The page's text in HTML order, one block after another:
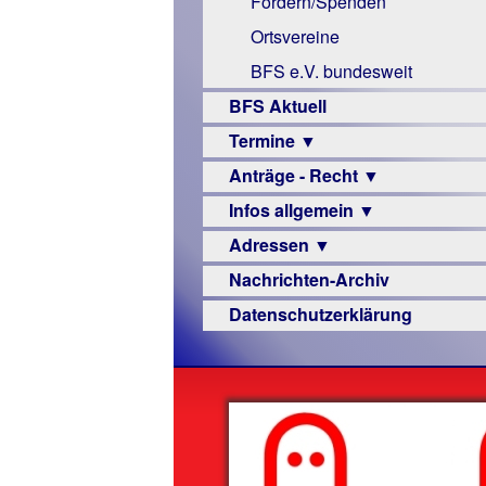
Links
Ortsvereine
BFS e.V. bundesweit
BFS Aktuell
Termine ▼
Veranstaltungsprogramme
Anträge - Recht ▼
Archiv
Urteile
Infos allgemein ▼
Sehbehinderung
Frühförderung
Schule
–
Beruf
Senioren
Hilfsmittel
Adressen ▼
Augenoptiker
Berufsbildungswerke
Hörbüchereien
Reha-
Nachrichten-Archiv
Datenschutzerklärung